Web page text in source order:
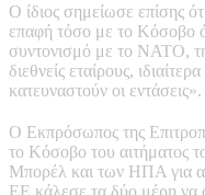
Ο ίδιος σημείωσε επίσης
επαφή τόσο με το Κόσοβο
συντονισμό με το ΝΑΤΟ,
διεθνείς εταίρους,
κατευναστούν οι εντάσεις».
Ο Εκπρόσωπος της
το Κόσοβο του αιτήματος
Μπορέλ και των ΗΠΑ για
ΕΕ κάλεσε τα δύο μέρη να